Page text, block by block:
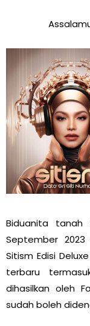
Biduanita
September
Sitism Edisi
terbaru
dihasilkan oleh
sudah boleh